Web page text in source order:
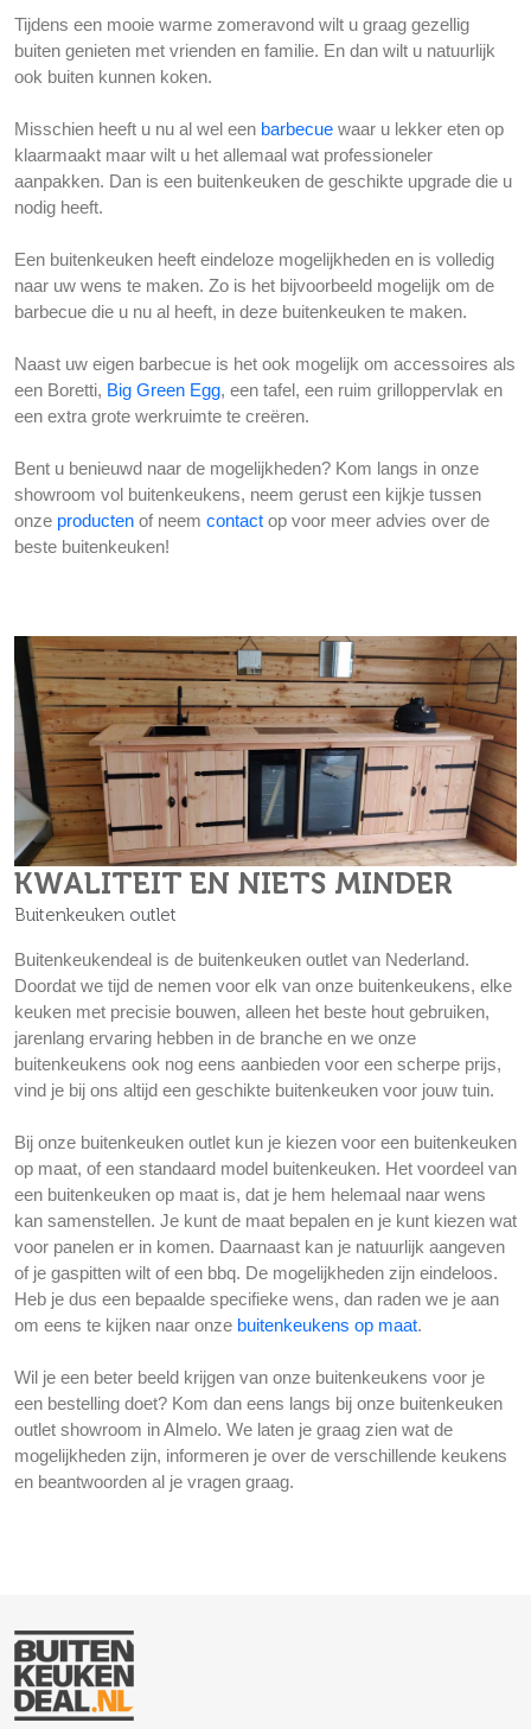
Tijdens een mooie warme zomeravond wilt u graag gezellig
buiten genieten met vrienden en familie. En dan wilt u natuurlijk
ook buiten kunnen koken.
Misschien heeft u nu al wel een barbecue waar u lekker eten op
klaarmaakt maar wilt u het allemaal wat professioneler
aanpakken. Dan is een buitenkeuken de geschikte upgrade die u
nodig heeft.
Een buitenkeuken heeft eindeloze mogelijkheden en is volledig
naar uw wens te maken. Zo is het bijvoorbeeld mogelijk om de
barbecue die u nu al heeft, in deze buitenkeuken te maken.
Naast uw eigen barbecue is het ook mogelijk om accessoires als
een Boretti, Big Green Egg, een tafel, een ruim grilloppervlak en
een extra grote werkruimte te creëren.
Bent u benieuwd naar de mogelijkheden? Kom langs in onze
showroom vol buitenkeukens, neem gerust een kijkje tussen
onze producten of neem contact op voor meer advies over de
beste buitenkeuken!
KWALITEIT EN NIETS MINDER
Buitenkeuken outlet
Buitenkeukendeal is de buitenkeuken outlet van Nederland.
Doordat we tijd de nemen voor elk van onze buitenkeukens, elke
keuken met precisie bouwen, alleen het beste hout gebruiken,
jarenlang ervaring hebben in de branche en we onze
buitenkeukens ook nog eens aanbieden voor een scherpe prijs,
vind je bij ons altijd een geschikte buitenkeuken voor jouw tuin.
Bij onze buitenkeuken outlet kun je kiezen voor een buitenkeuken
op maat, of een standaard model buitenkeuken. Het voordeel van
een buitenkeuken op maat is, dat je hem helemaal naar wens
kan samenstellen. Je kunt de maat bepalen en je kunt kiezen wat
voor panelen er in komen. Daarnaast kan je natuurlijk aangeven
of je gaspitten wilt of een bbq. De mogelijkheden zijn eindeloos.
Heb je dus een bepaalde specifieke wens, dan raden we je aan
om eens te kijken naar onze buitenkeukens op maat.
Wil je een beter beeld krijgen van onze buitenkeukens voor je
een bestelling doet? Kom dan eens langs bij onze buitenkeuken
outlet showroom in Almelo. We laten je graag zien wat de
mogelijkheden zijn, informeren je over de verschillende keukens
en beantwoorden al je vragen graag.